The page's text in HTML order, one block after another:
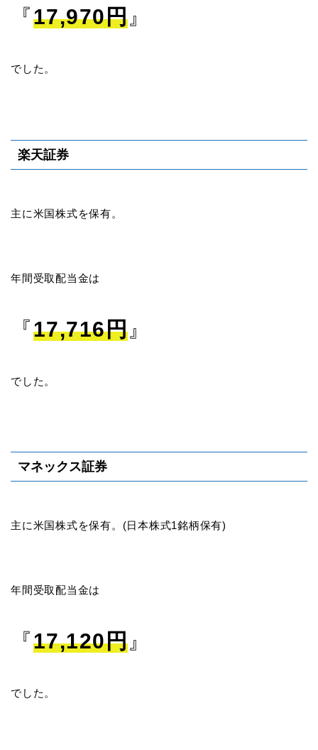
『17,970円 』
でした。
楽天証券
主に米国株式を保有。
年間受取配当金は
『17,716円 』
でした。
マネックス証券
主に米国株式を保有。(日本株式1銘柄保有)
年間受取配当金は
『17,120円 』
でした。